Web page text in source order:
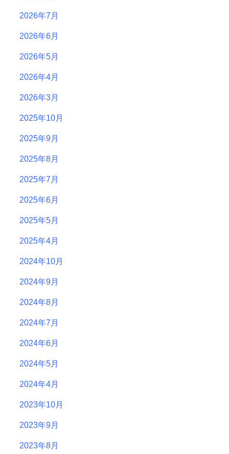
2026年7月
2026年6月
2026年5月
2026年4月
2026年3月
2025年10月
2025年9月
2025年8月
2025年7月
2025年6月
2025年5月
2025年4月
2024年10月
2024年9月
2024年8月
2024年7月
2024年6月
2024年5月
2024年4月
2023年10月
2023年9月
2023年8月